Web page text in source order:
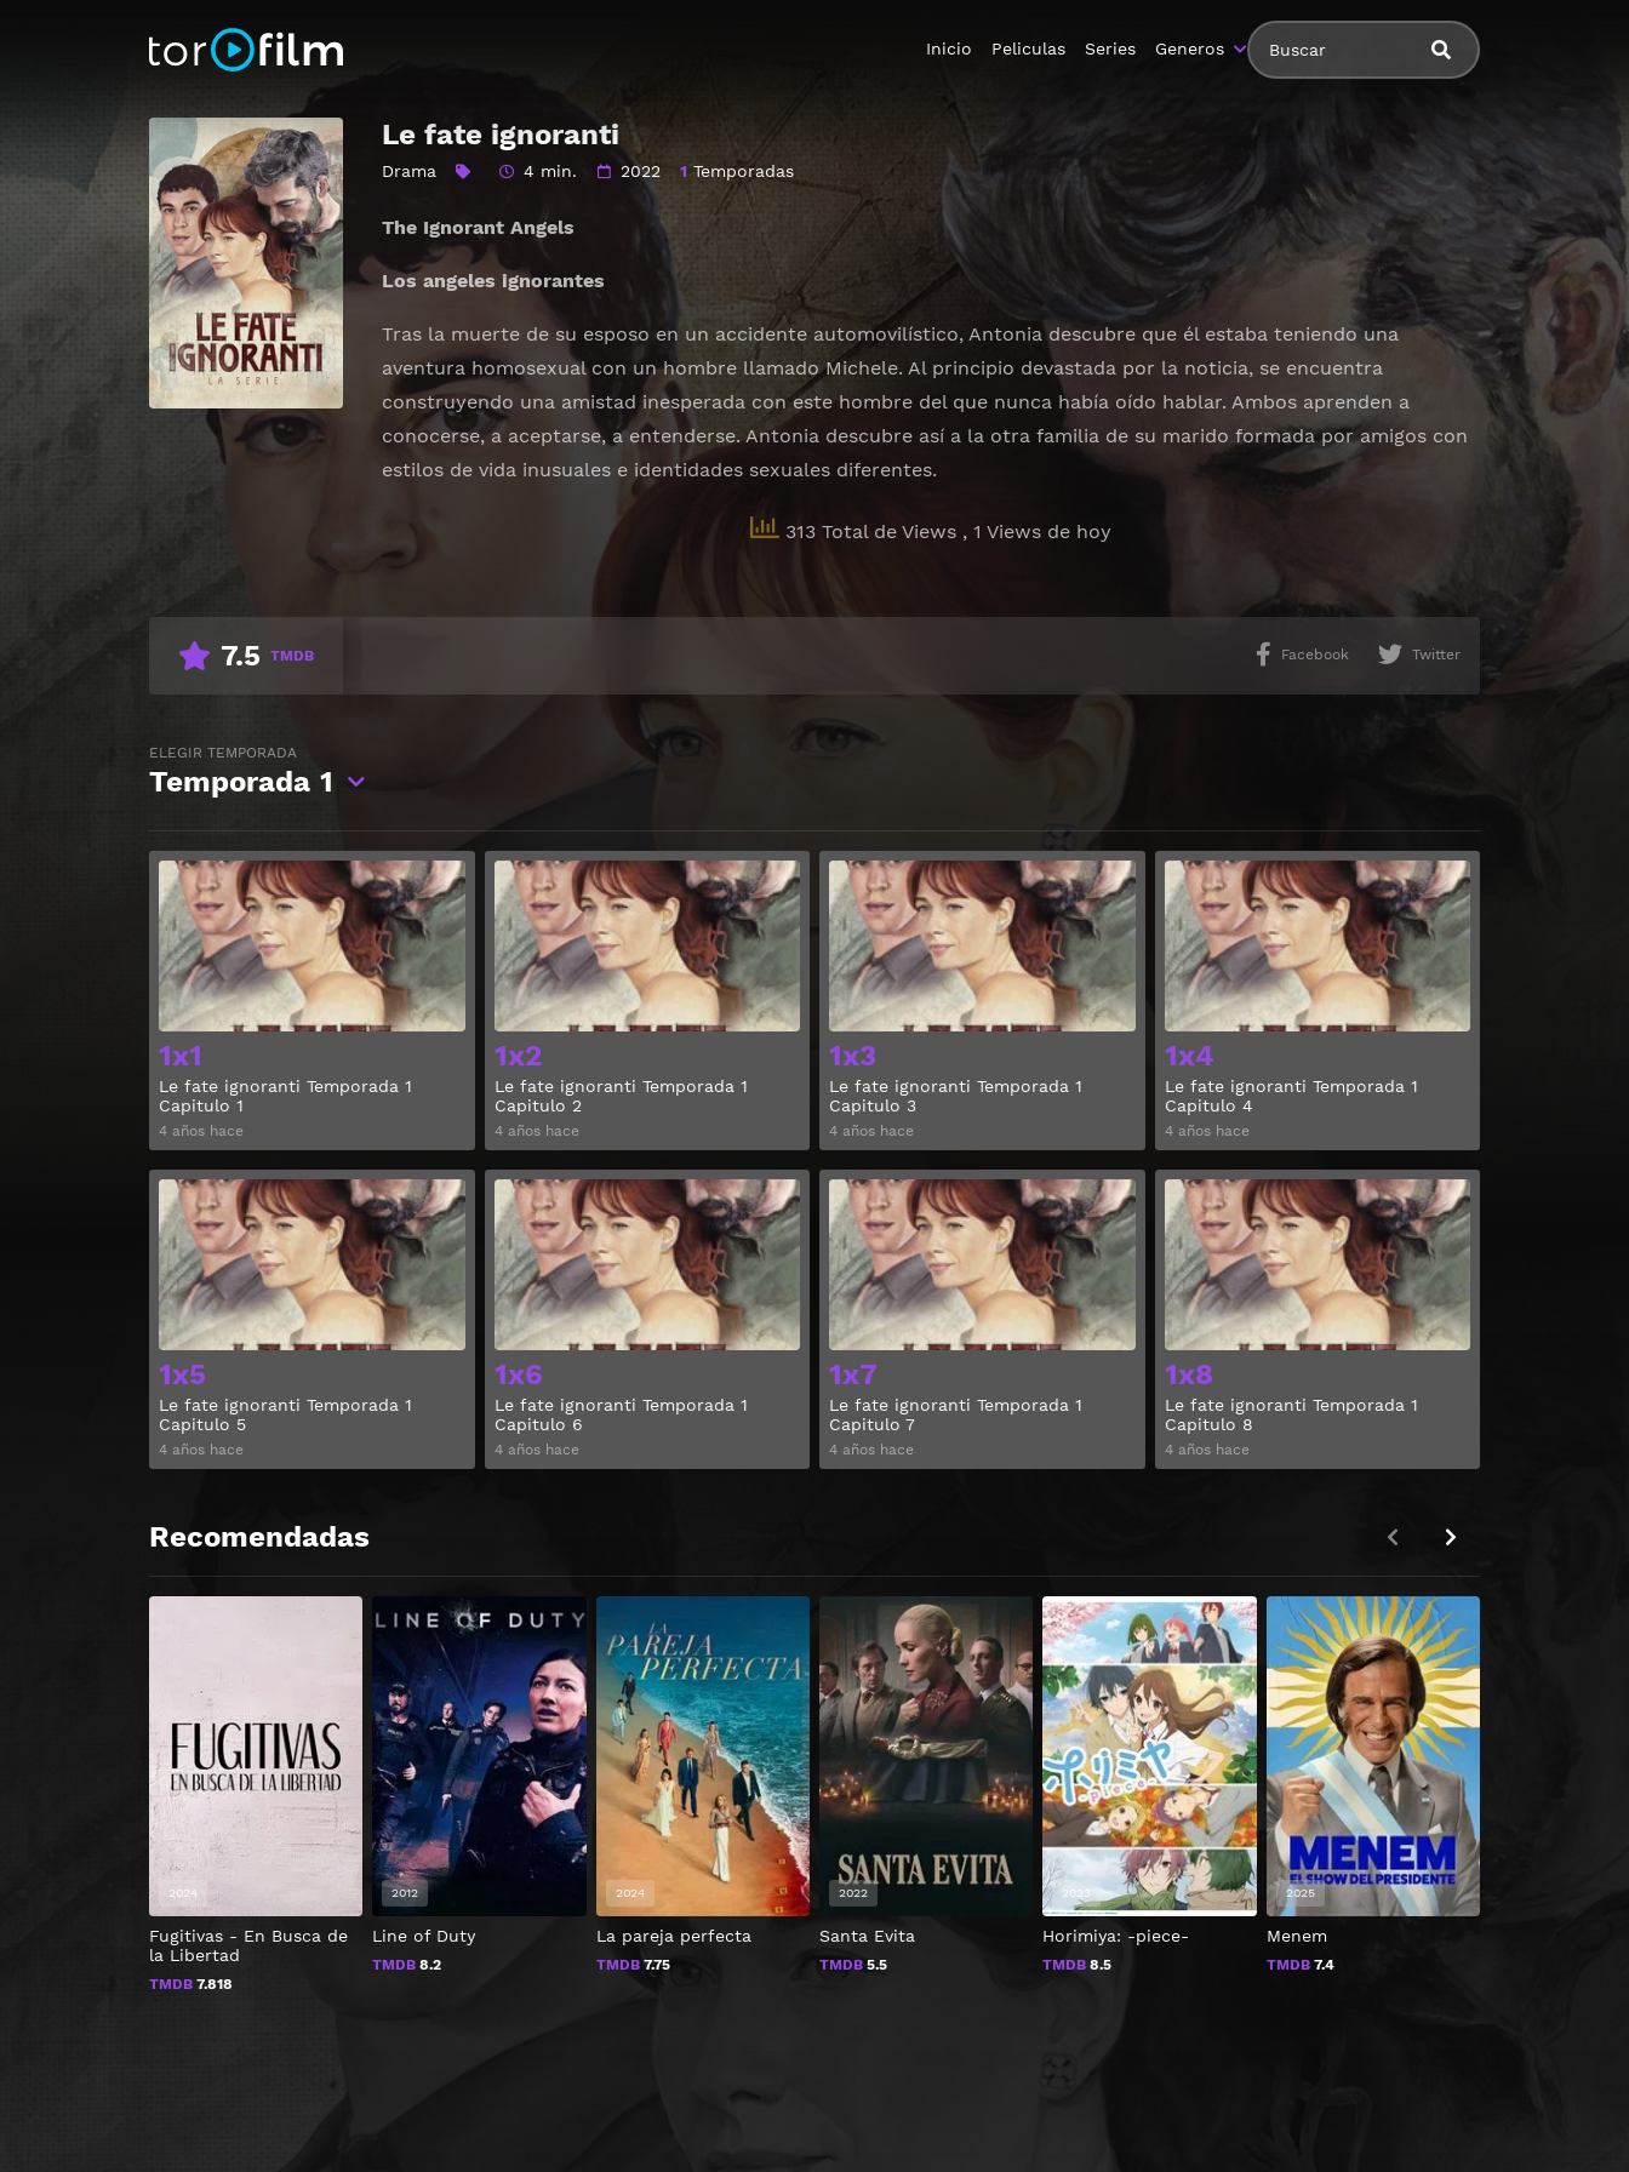
Inicio Peliculas Series Generos
Le fate ignoranti
Drama 4 min. 2022 1Temporadas
The Ignorant Angels
Los angeles ignorantes
Tras la muerte de su esposo en un accidente automovilístico, Antonia descubre que él estaba teniendo una
aventura homosexual con un hombre llamado Michele. Al principio devastada por la noticia, se encuentra
construyendo una amistad inesperada con este hombre del que nunca había oído hablar. Ambos aprenden a
conocerse, a aceptarse, a entenderse. Antonia descubre así a la otra familia de su marido formada por amigos con
estilos de vida inusuales e identidades sexuales diferentes.
313 Total de Views , 1 Views de hoy
7.5 TMDB Facebook Twitter
ELEGIR TEMPORADA
Temporada 1
1x1
Le fate ignoranti Temporada 1
Capitulo 1
4 años hace
Ver
1x2
Le fate ignoranti Temporada 1
Capitulo 2
4 años hace
Ver
1x3
Le fate ignoranti Temporada 1
Capitulo 3
4 años hace
Ver
1x4
Le fate ignoranti Temporada 1
Capitulo 4
4 años hace
1x5
Le fate ignoranti Temporada 1
Capitulo 5
4 años hace
Ver
1x6
Le fate ignoranti Temporada 1
Capitulo 6
4 años hace
Ver
1x7
Le fate ignoranti Temporada 1
Capitulo 7
4 años hace
Ver
1x8
Le fate ignoranti Temporada 1
Capitulo 8
4 años hace
Recomendadas
Fugitivas - En Busca de
la Libertad
TMDB 7.818
2024
Line of Duty
TMDB 8.2
2012
La pareja perfecta
TMDB7.75
2024
Santa Evita
TMDB5.5
2022
Horimiya: -piece-
TMDB 8.5
2023
Menem
TMDB7.4
2025